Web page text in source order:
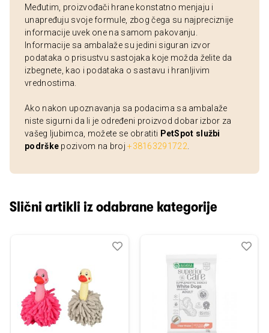
Međutim, proizvođači hrane konstatno menjaju i
unapređuju svoje formule, zbog čega su najpreciznije
informacije uvek one na samom pakovanju.
Informacije sa ambalaže su jedini siguran izvor
podataka o prisustvu sastojaka koje možda želite da
izbegnete, kao i podataka o sastavu i hranljivim
vrednostima.
Ako nakon upoznavanja sa podacima sa ambalaže
niste sigurni da li je određeni proizvod dobar izbor za
vašeg ljubimca, možete se obratiti PetSpot službi
podrške pozivom na broj+38163291722
Slični artikli iz odabrane kategorije
Dodaj
Uporedi